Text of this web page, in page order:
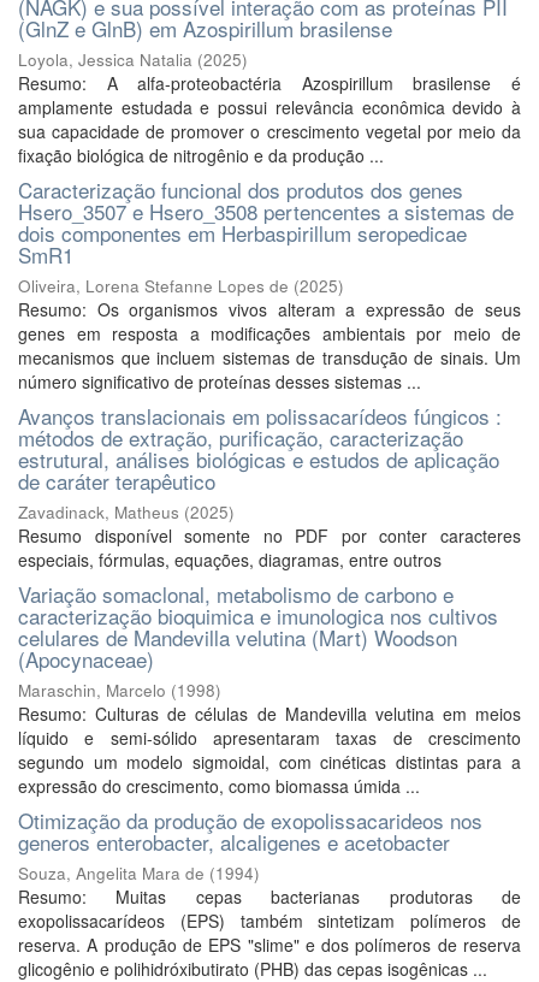
(NAGK) e sua possível interação com as proteínas PII
(GlnZ e GlnB) em Azospirillum brasilense
Loyola, Jessica Natalia (2025)
Resumo: A alfa-proteobactéria Azospirillum brasilense é
amplamente estudada e possui relevância econômica devido à
sua capacidade de promover o crescimento vegetal por meio da
fixação biológica de nitrogênio e da produção ...
Caracterização funcional dos produtos dos genes
Hsero_3507 e Hsero_3508 pertencentes a sistemas de
dois componentes em Herbaspirillum seropedicae
SmR1
Oliveira, Lorena Stefanne Lopes de (2025)
Resumo: Os organismos vivos alteram a expressão de seus
genes em resposta a modificações ambientais por meio de
mecanismos que incluem sistemas de transdução de sinais. Um
número significativo de proteínas desses sistemas ...
Avanços translacionais em polissacarídeos fúngicos :
métodos de extração, purificação, caracterização
estrutural, análises biológicas e estudos de aplicação
de caráter terapêutico
Zavadinack, Matheus (2025)
Resumo disponível somente no PDF por conter caracteres
especiais, fórmulas, equações, diagramas, entre outros
Variação somaclonal, metabolismo de carbono e
caracterização bioquimica e imunologica nos cultivos
celulares de Mandevilla velutina (Mart) Woodson
(Apocynaceae)
Maraschin, Marcelo (1998)
Resumo: Culturas de células de Mandevilla velutina em meios
líquido e semi-sólido apresentaram taxas de crescimento
segundo um modelo sigmoidal, com cinéticas distintas para a
expressão do crescimento, como biomassa úmida ...
Otimização da produção de exopolissacarideos nos
generos enterobacter, alcaligenes e acetobacter
Souza, Angelita Mara de (1994)
Resumo: Muitas cepas bacterianas produtoras de
exopolissacarídeos (EPS) também sintetizam polímeros de
reserva. A produção de EPS "slime" e dos polímeros de reserva
glicogênio e polihidróxibutirato (PHB) das cepas isogênicas ...